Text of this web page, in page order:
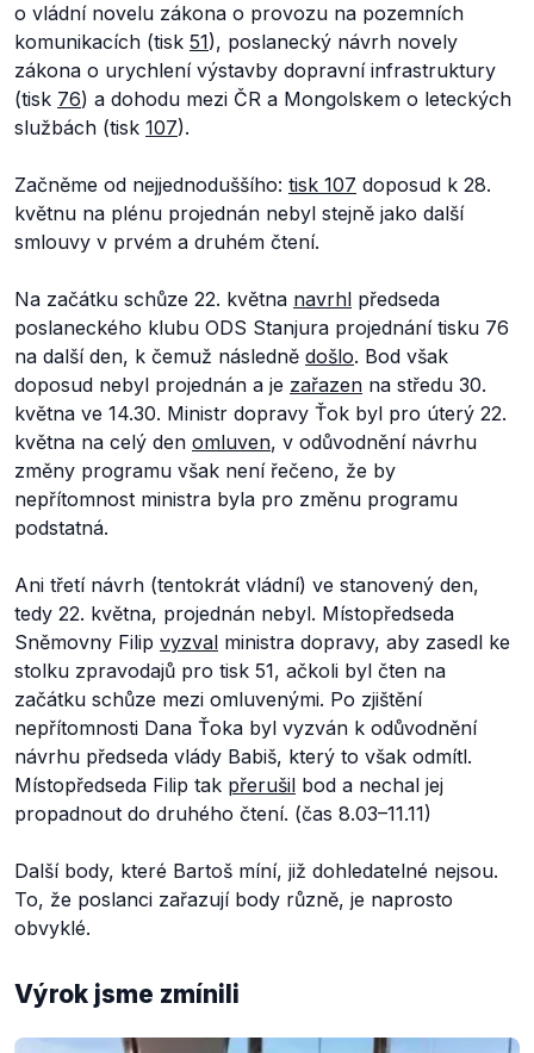
o vládní novelu zákona o provozu na pozemních
komunikacích (tisk 51), poslanecký návrh novely
zákona o urychlení výstavby dopravní infrastruktury
(tisk 76) a dohodu mezi ČR a Mongolskem o leteckých
službách (tisk 107).
Začněme od nejjednoduššího: tisk 107 doposud k 28.
květnu na plénu projednán nebyl stejně jako další
smlouvy v prvém a druhém čtení.
Na začátku schůze 22. května navrhl předseda
poslaneckého klubu ODS Stanjura projednání tisku 76
na další den, k čemuž následně došlo. Bod však
doposud nebyl projednán a je zařazen na středu 30.
května ve 14.30. Ministr dopravy Ťok byl pro úterý 22.
května na celý den omluven, v odůvodnění návrhu
změny programu však není řečeno, že by
nepřítomnost ministra byla pro změnu programu
podstatná.
Ani třetí návrh (tentokrát vládní) ve stanovený den,
tedy 22. května, projednán nebyl. Místopředseda
Sněmovny Filip vyzval ministra dopravy, aby zasedl ke
stolku zpravodajů pro tisk 51, ačkoli byl čten na
začátku schůze mezi omluvenými. Po zjištění
nepřítomnosti Dana Ťoka byl vyzván k odůvodnění
návrhu předseda vlády Babiš, který to však odmítl.
Místopředseda Filip tak přerušil bod a nechal jej
propadnout do druhého čtení. (čas 8.03–11.11)
Další body, které Bartoš míní, již dohledatelné nejsou.
To, že poslanci zařazují body různě, je naprosto
obvyklé.
Výrok jsme zmínili